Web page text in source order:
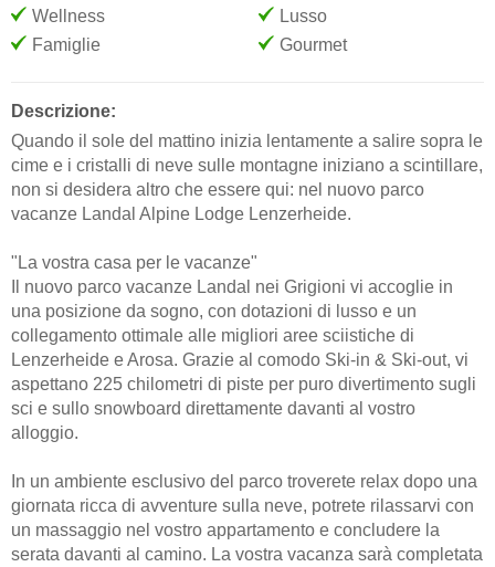
Wellness
Lusso
Famiglie
Gourmet
Descrizione:
Quando il sole del mattino inizia lentamente a salire sopra le
cime e i cristalli di neve sulle montagne iniziano a scintillare,
non si desidera altro che essere qui: nel nuovo parco
vacanze Landal Alpine Lodge Lenzerheide.
"La vostra casa per le vacanze"
Il nuovo parco vacanze Landal nei Grigioni vi accoglie in
una posizione da sogno, con dotazioni di lusso e un
collegamento ottimale alle migliori aree sciistiche di
Lenzerheide e Arosa. Grazie al comodo Ski-in & Ski-out, vi
aspettano 225 chilometri di piste per puro divertimento sugli
sci e sullo snowboard direttamente davanti al vostro
alloggio.
In un ambiente esclusivo del parco troverete relax dopo una
giornata ricca di avventure sulla neve, potrete rilassarvi con
un massaggio nel vostro appartamento e concludere la
serata davanti al camino. La vostra vacanza sarà completata